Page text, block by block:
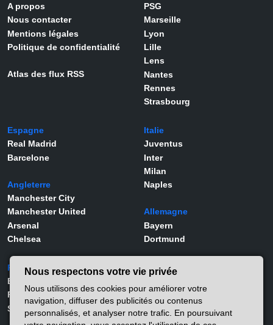
A propos
Nous contacter
Mentions légales
Politique de confidentialité
Atlas des flux RSS
PSG
Marseille
Lyon
Lille
Lens
Nantes
Rennes
Strasbourg
Espagne
Real Madrid
Barcelone
Angleterre
Manchester City
Manchester United
Arsenal
Chelsea
Italie
Juventus
Inter
Milan
Naples
Allemagne
Bayern
Dortmund
Portugal
Benfica
Porto
Sporting
Joueurs
Lamine Yamal
Rodrygo
Vinicius Jr
Nous respectons votre vie privée
Nous utilisons des cookies pour améliorer votre
navigation, diffuser des publicités ou contenus
personnalisés, et analyser notre trafic. En poursuivant